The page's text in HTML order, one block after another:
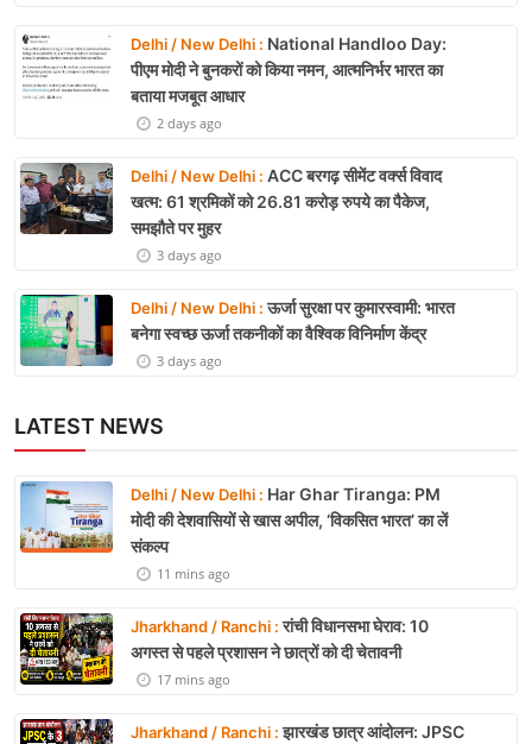
Delhi / New Delhi : National Handloo Day:
पीएम मोदी ने बुनकरों को किया नमन, आत्मनिर्भर भारत का
बताया मजबूत आधार
2 days ago
Delhi / New Delhi : ACC बरगढ़ सीमेंट वर्क्स विवाद
खत्म: 61 श्रमिकों को 26.81 करोड़ रुपये का पैकेज,
समझौते पर मुहर
3 days ago
Delhi / New Delhi :ऊर्जा सुरक्षा पर कुमारस्वामी: भारत
बनेगा स्वच्छ ऊर्जा तकनीकों का वैश्विक विनिर्माण केंद्र
3 days ago
LATEST NEWS
Delhi / New Delhi : Har Ghar Tiranga: PM
मोदी की देशवासियों से खास अपील, ‘विकसित भारत’ का लें
संकल्प
11 mins ago
Jharkhand / Ranchi :रांची विधानसभा घेराव: 10
अगस्त से पहले प्रशासन ने छात्रों को दी चेतावनी
17 mins ago
Jharkhand / Ranchi :झारखंड छात्र आंदोलन: JPSC